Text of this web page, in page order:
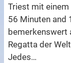
Triest mit
56 Minuten and
bemerkenswert
Regatta der
Jedes…